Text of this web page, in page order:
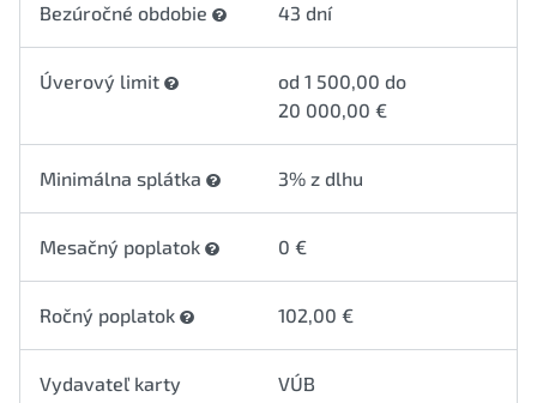
Bezúročné obdobie 43 dní
Úverový limit
od 1 500,00 do
20 000,00 €
Minimálna splátka 3% z dlhu
Mesačný poplatok 0 €
Ročný poplatok 102,00 €
Vydavateľ karty VÚB